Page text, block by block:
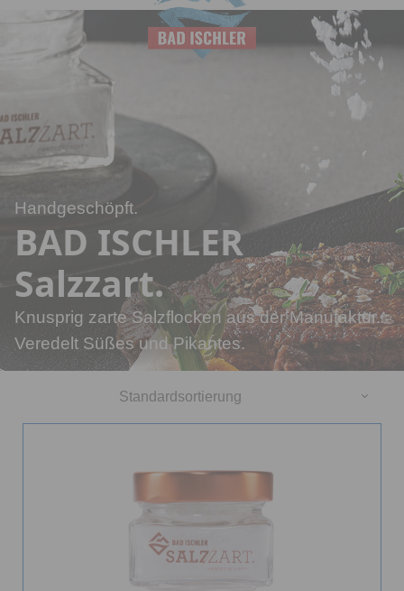
SalinenBudapest
Handgeschöpft.
BAD ISCHLER
Salzzart.
Knusprig zarte Salzflocken aus der Manufaktur.
Veredelt Süßes und Pikantes.